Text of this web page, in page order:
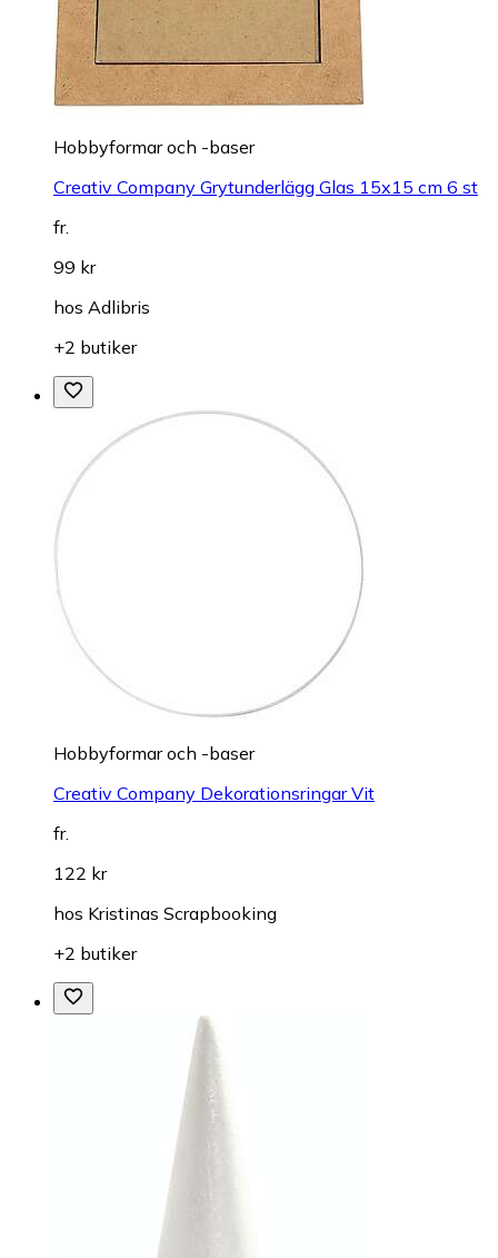
Hobbyformar och -baser
Creativ Company Grytunderlägg Glas 15x15 cm 6 st
fr.
99 kr
hos Adlibris
+2 butiker
Hobbyformar och -baser
Creativ Company Dekorationsringar Vit
fr.
122 kr
hos Kristinas Scrapbooking
+2 butiker